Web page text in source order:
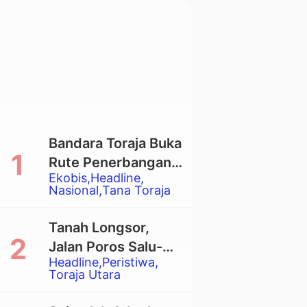
Ekobis Headline
Nasional Tana Toraja
Bandara Toraja Buka
Rute Penerbangan
Langsung Toraja-
Balikpapan
Headline Peristiwa
Toraja Utara
Tanah Longsor,
Jalan Poros Salu-
Dende’ Tertutup
Total